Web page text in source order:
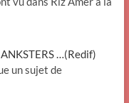
…(Redif)
un sujet de